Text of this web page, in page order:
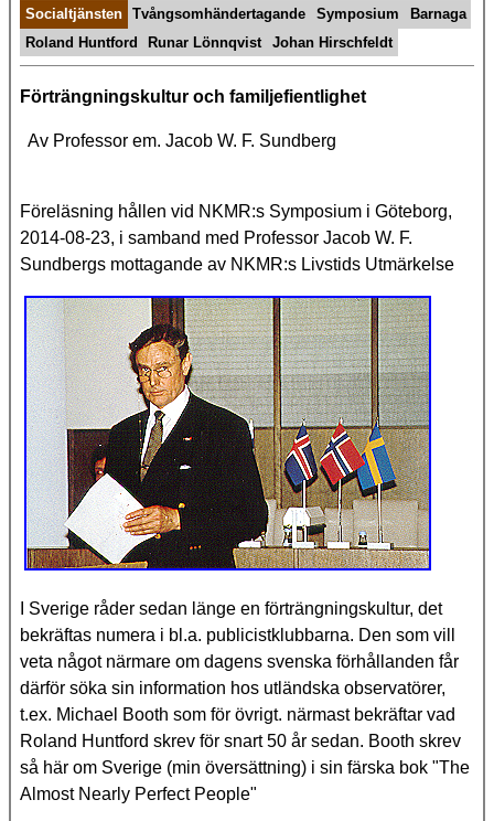
Socialtjänsten Tvångsomhändertagande Symposium
Barnaga
Roland Huntford
Runar Lönnqvist Johan Hirschfeldt
Förträngningskultur och familjefientlighet
Av Professor em. Jacob W. F. Sundberg
Föreläsning hållen vid NKMR:s Symposium i Göteborg,
2014-08-23, i samband med Professor Jacob W. F.
Sundbergs mottagande av NKMR:s Livstids Utmärkelse
I Sverige råder sedan länge en förträngningskultur, det
bekräftas numera i bl.a. publicistklubbarna. Den som vill
veta något närmare om dagens svenska förhållanden får
därför söka sin information hos utländska observatörer,
t.ex. Michael Booth som för övrigt. närmast bekräftar vad
Roland Huntford skrev för snart 50 år sedan. Booth skrev
så här om Sverige (min översättning) i sin färska bok "The
Almost Nearly Perfect People"